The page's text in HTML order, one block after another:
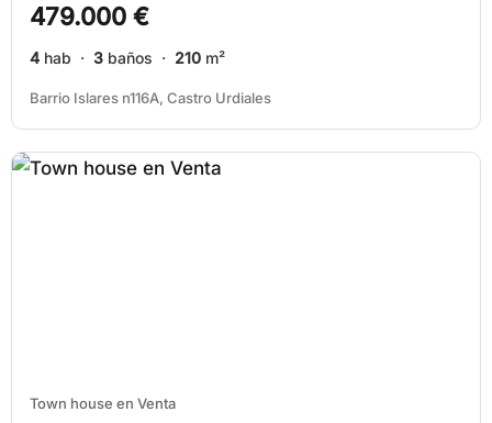
479.000 €
4 hab · 3 baños · 210 m²
Barrio Islares n116A, Castro Urdiales
Town house en Venta